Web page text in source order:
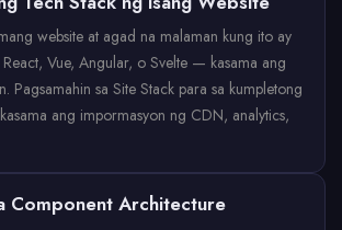
website at agad na malaman kung ito ay
Vue, Angular, o Svelte — kasama ang
Pagsamahin sa Site Stack para sa kumpletong
ang impormasyon ng CDN, analytics,
Component Architecture